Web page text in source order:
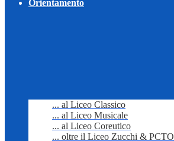
Orientamento
... al Liceo Classico
... al Liceo Musicale
... al Liceo Coreutico
... oltre il Liceo Zucchi & PCTO